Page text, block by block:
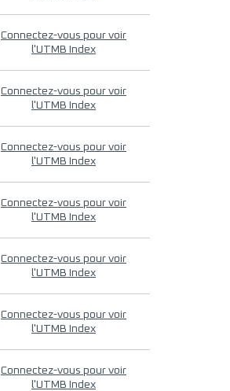
Connectez-vous pour voir
l'UTMB Index
Connectez-vous pour voir
l'UTMB Index
Connectez-vous pour voir
l'UTMB Index
Connectez-vous pour voir
l'UTMB Index
Connectez-vous pour voir
l'UTMB Index
Connectez-vous pour voir
l'UTMB Index
Connectez-vous pour voir
l'UTMB Index